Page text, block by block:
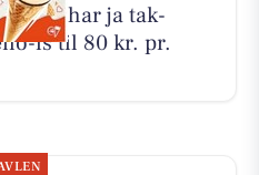
har ja tak-
is til 80 kr. pr.